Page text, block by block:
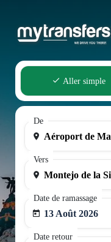
Aller simple
De
Vers
Date de ramassage
13 Août 2026
Date retour